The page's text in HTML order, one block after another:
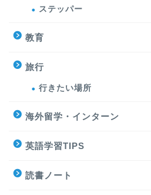
ステッパー
教育
旅行
行きたい場所
海外留学・インターン
英語学習TIPS
読書ノート